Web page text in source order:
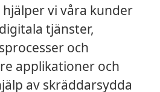
hjälper vi våra kunder
tjänster,
och
applikationer och
av skräddarsydda